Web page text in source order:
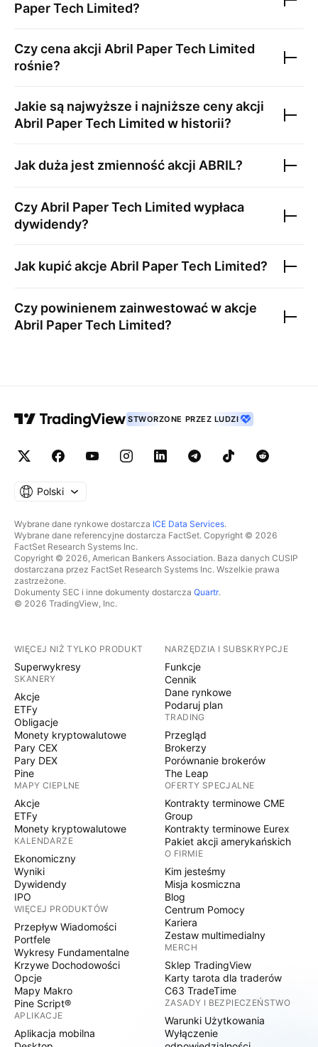
Paper Tech Limited?
Czy cena akcji Abril Paper Tech Limited
rośnie?
Jakie są najwyższe i najniższe ceny akcji
Abril Paper Tech Limited w historii?
Jak duża jest zmienność akcji ABRIL?
Czy Abril Paper Tech Limited wypłaca
dywidendy?
Jak kupić akcje Abril Paper Tech Limited?
Czy powinienem zainwestować w akcje
Abril Paper Tech Limited?
STWORZONE PRZEZ LUDZI
Polski
Wybrane dane rynkowe dostarcza ICE Data Services.
Wybrane dane referencyjne dostarcza FactSet. Copyright © 2026
FactSet Research Systems Inc.
Copyright © 2026, American Bankers Association. Baza danych CUSIP
dostarczana przez FactSet Research Systems Inc. Wszelkie prawa
zastrzeżone.
Dokumenty SEC i inne dokumenty dostarcza Quartr.
© 2026 TradingView, Inc.
WIĘCEJ NIŻ TYLKO PRODUKT
Superwykresy
SKANERY
Akcje
ETFy
Obligacje
Monety kryptowalutowe
Pary CEX
Pary DEX
Pine
MAPY CIEPLNE
Akcje
ETFy
Monety kryptowalutowe
KALENDARZE
Ekonomiczny
Wyniki
Dywidendy
IPO
WIĘCEJ PRODUKTÓW
Przepływ Wiadomości
Portfele
Wykresy Fundamentalne
Krzywe Dochodowości
Opcje
Mapy Makro
Pine Script®
APLIKACJE
Aplikacja mobilna
NARZĘDZIA I SUBSKRYPCJE
Funkcje
Cennik
Dane rynkowe
Podaruj plan
TRADING
Przegląd
Brokerzy
Porównanie brokerów
The Leap
OFERTY SPECJALNE
Kontrakty terminowe CME
Group
Kontrakty terminowe Eurex
Pakiet akcji amerykańskich
O FIRMIE
Kim jesteśmy
Misja kosmiczna
Blog
Centrum Pomocy
Kariera
Zestaw multimedialny
MERCH
Sklep TradingView
Karty tarota dla traderów
C63 TradeTime
ZASADY I BEZPIECZEŃSTWO
Warunki Użytkowania
Wyłączenie